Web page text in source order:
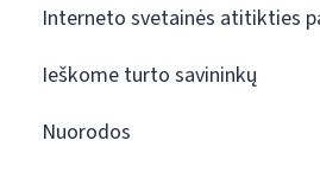
Interneto svetainės atitikties
Ieškome turto savininkų
Nuorodos